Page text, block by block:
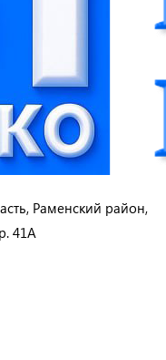
Раменский район,
41А